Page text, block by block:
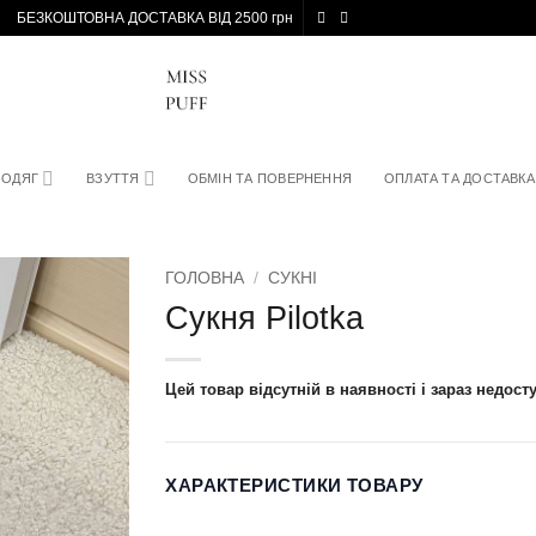
БЕЗКОШТОВНА ДОСТАВКА ВІД 2500 грн
ОДЯГ ВЗУТТЯ ОБМІН ТА ПОВЕРНЕННЯ ОПЛАТА ТА ДОСТАВКА
ГОЛОВНА / СУКНІ
Сукня Pilotka
Цей товар відсутній в наявності і зараз
ХАРАКТЕРИСТИКИ ТОВАРУ